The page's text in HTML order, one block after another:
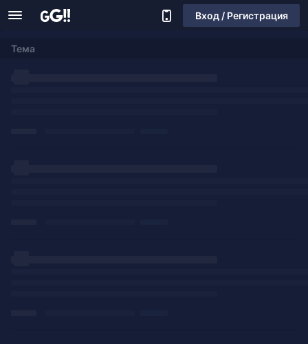
Вход / Регистрация
Тема